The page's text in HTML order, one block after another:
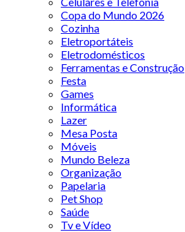
Copa do Mundo 2026
Cozinha
Eletroportáteis
Eletrodomésticos
Ferramentas e Construção
Festa
Games
Informática
Lazer
Mesa Posta
Móveis
Mundo Beleza
Organização
Papelaria
Pet Shop
Saúde
Tv e Vídeo